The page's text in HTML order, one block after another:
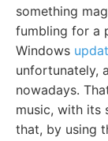
something
fumbling for a
Windows
unfortunately,
nowadays.
music, with its
that, by using